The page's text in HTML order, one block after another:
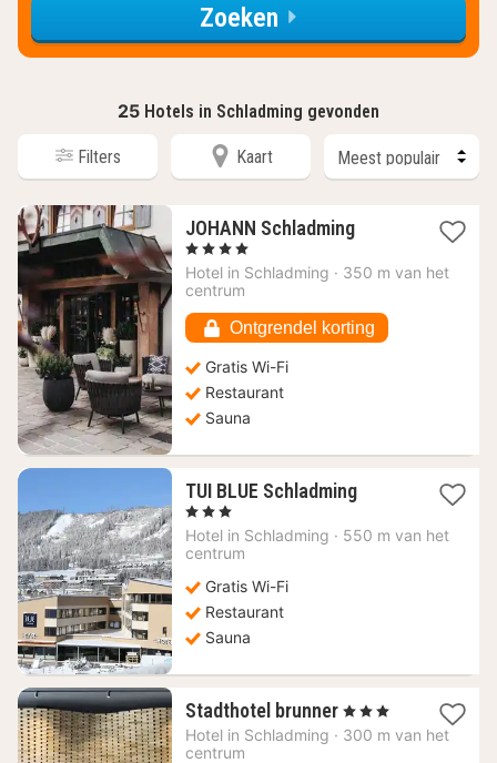
Zoeken
25 Hotels in Schladming gevonden
Filters Kaart
JOHANN Schladming1
vanaf
, 4 Sterren
Hotel in Schladming · 350 m van het
centrum
Ontgrendel korting
Gratis Wi-Fi
Restaurant
Sauna
TUI BLUE Schladming1
vanaf
, 3 Sterren
Hotel in Schladming · 550 m van het
centrum
Gratis Wi-Fi
Restaurant
Sauna
Stadthotel brunner 1
nacht
, 3 Sterren
Hotel in Schladming · 300 m van het
centrum